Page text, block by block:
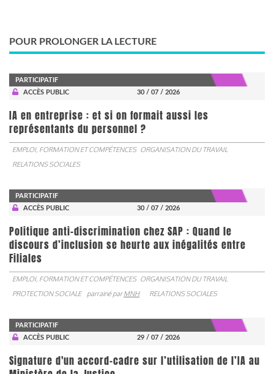
POUR PROLONGER LA LECTURE
PARTICIPATIF
ACCÈS PUBLIC
30 / 07 / 2026
IA en entreprise : et si on formait aussi les
représentants du personnel ?
EMPLOI, FORMATION ET COMPÉTENCES ORGANISATION DU TRAVAIL
RELATIONS SOCIALES
PARTICIPATIF
ACCÈS PUBLIC
30 / 07 / 2026
Politique anti-discrimination chez SAP : Quand le
discours d’inclusion se heurte aux inégalités entre
Filiales
EMPLOI, FORMATION ET COMPÉTENCES ORGANISATION DU TRAVAIL
PROTECTION SOCIALE
parrainé parMNH RELATIONS SOCIALES
PARTICIPATIF
ACCÈS PUBLIC
29 / 07 / 2026
Signature d'un accord-cadre sur l’utilisation de l’IA au